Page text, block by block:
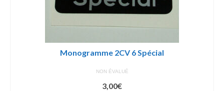
Monogramme 2CV 6 Spécial
NON ÉVALUÉ
3,00€